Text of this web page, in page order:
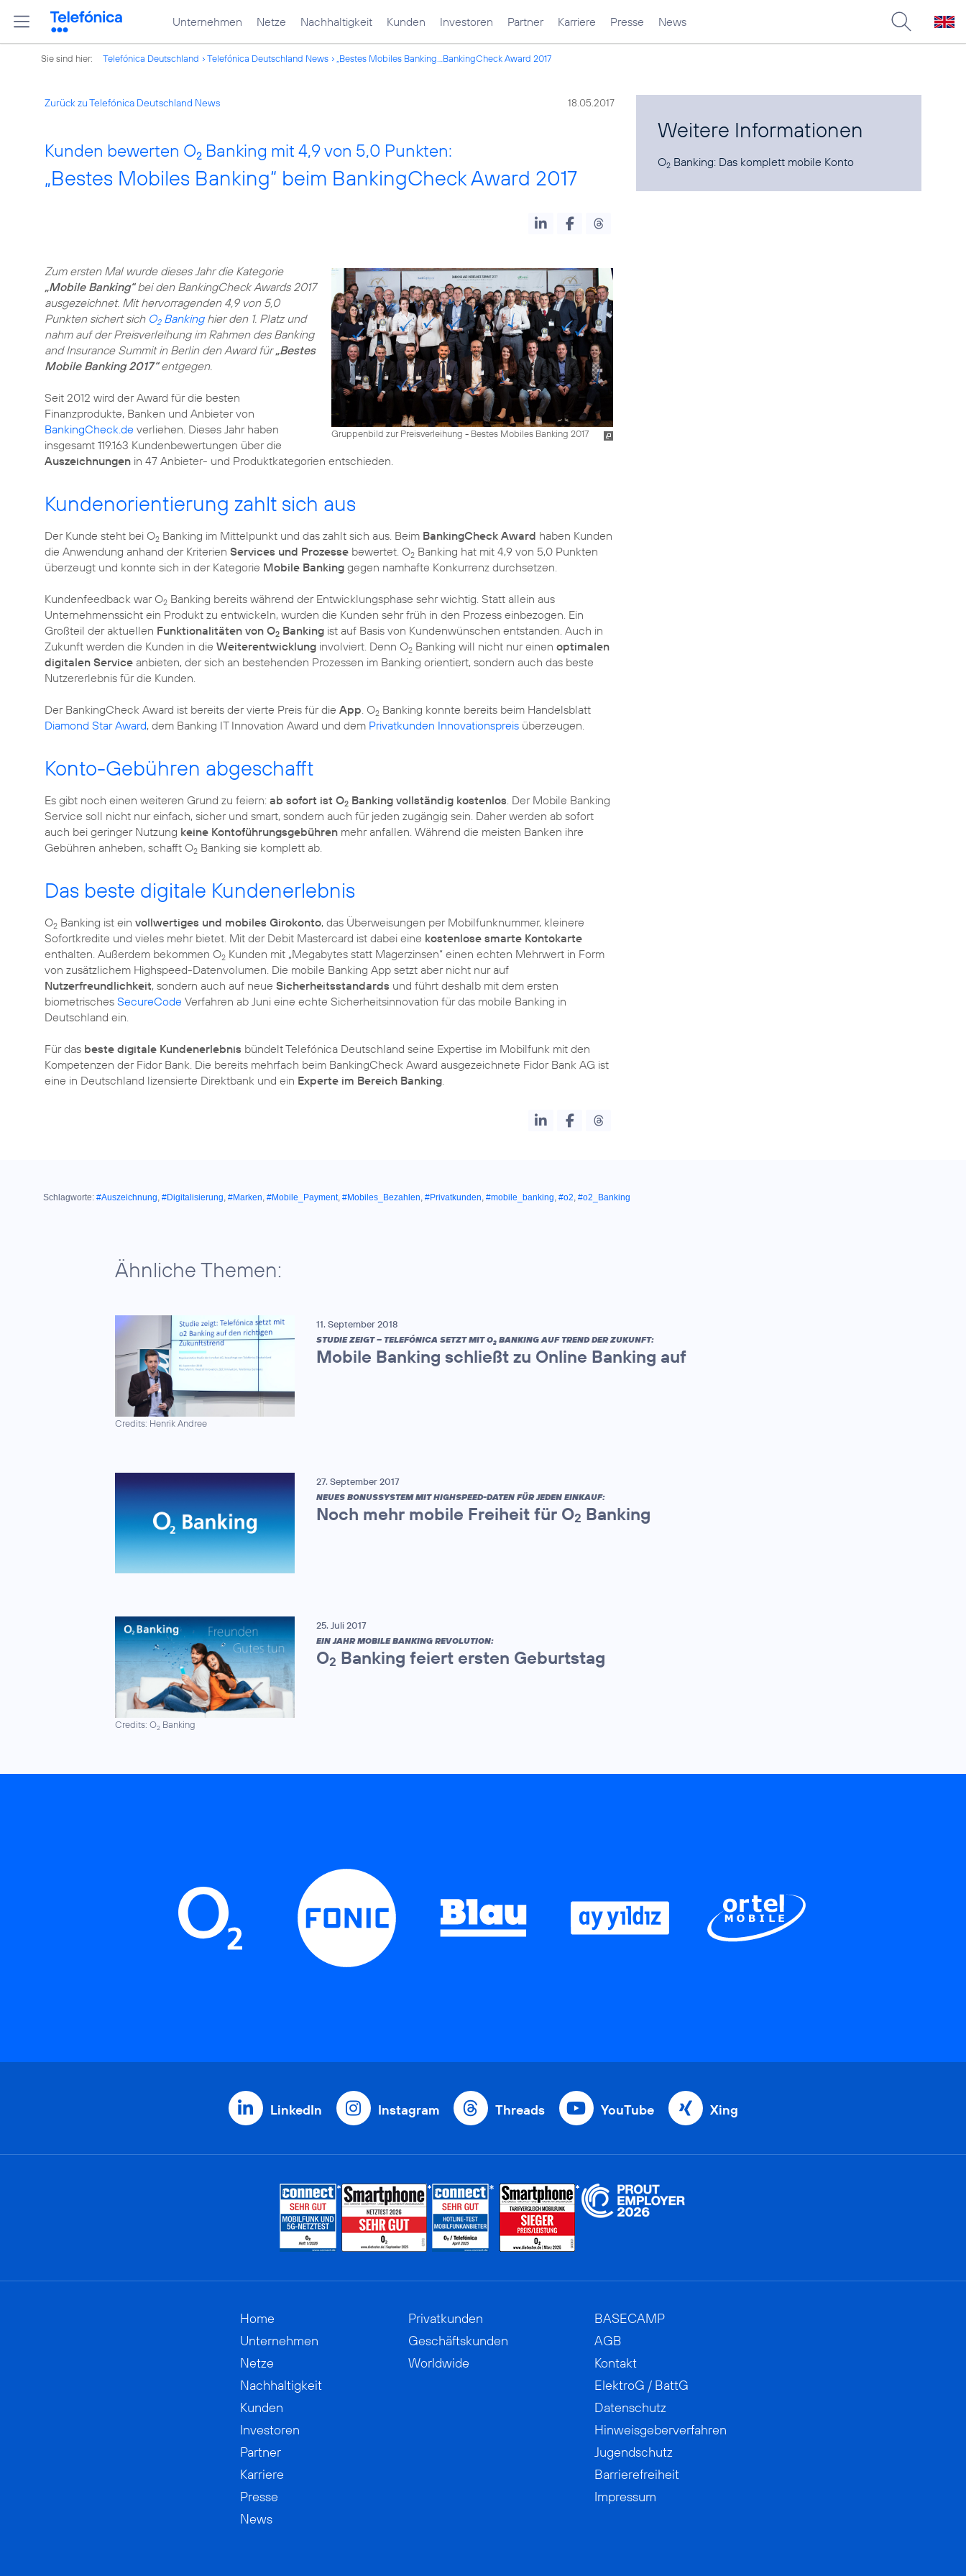
Unternehmen Netze Nachhaltigkeit Kunden Investoren Partner Karriere Presse News
Sie sind hier: Telefónica Deutschland Telefónica Deutschland News „Bestes Mobiles Banking...BankingCheck Award 2017
Zurück zu Telefónica Deutschland News 18.05.2017
Kunden bewerten O2 Banking mit 4,9 von 5,0 Punkten:
„Bestes Mobiles Banking“ beim BankingCheck Award 2017
Gruppenbild zur Preisverleihung - Bestes Mobiles Banking 2017
Zum ersten Mal wurde dieses Jahr die Kategorie
„Mobile Banking“bei den BankingCheck Awards 2017
ausgezeichnet. Mit hervorragenden 4,9 von 5,0
Punkten sichert sich O2Bankinghier den 1. Platz und
nahm auf der Preisverleihung im Rahmen des Banking
and Insurance Summit in Berlin den Award für„Bestes
Mobile Banking 2017“entgegen.
Seit 2012 wird der Award für die besten
Finanzprodukte, Banken und Anbieter von
BankingCheck.de verliehen. Dieses Jahr haben
insgesamt 119.163 Kundenbewertungen über die
Auszeichnungen in 47 Anbieter- und Produktkategorien entschieden.
Kundenorientierung zahlt sich aus
Der Kunde steht bei O2 Banking im Mittelpunkt und das zahlt sich aus. Beim BankingCheck Award haben Kunden
die Anwendung anhand der Kriterien Services und Prozesse bewertet. O2 Banking hat mit 4,9 von 5,0 Punkten
überzeugt und konnte sich in der Kategorie Mobile Banking gegen namhafte Konkurrenz durchsetzen.
Kundenfeedback war O2 Banking bereits während der Entwicklungsphase sehr wichtig. Statt allein aus
Unternehmenssicht ein Produkt zu entwickeln, wurden die Kunden sehr früh in den Prozess einbezogen. Ein
Großteil der aktuellen Funktionalitäten von O2 Banking ist auf Basis von Kundenwünschen entstanden. Auch in
Zukunft werden die Kunden in die Weiterentwicklung involviert. Denn O2 Banking will nicht nur einen optimalen
digitalen Service anbieten, der sich an bestehenden Prozessen im Banking orientiert, sondern auch das beste
Nutzererlebnis für die Kunden.
Der BankingCheck Award ist bereits der vierte Preis für die App. O2 Banking konnte bereits beim Handelsblatt
Diamond Star Award, dem Banking IT Innovation Award und dem Privatkunden Innovationspreis überzeugen.
Konto-Gebühren abgeschafft
Es gibt noch einen weiteren Grund zu feiern: ab sofort ist O2 Banking vollständig kostenlos. Der Mobile Banking
Service soll nicht nur einfach, sicher und smart, sondern auch für jeden zugängig sein. Daher werden ab sofort
auch bei geringer Nutzung keine Kontoführungsgebühren mehr anfallen. Während die meisten Banken ihre
Gebühren anheben, schafft O2 Banking sie komplett ab.
Das beste digitale Kundenerlebnis
O2 Banking ist ein vollwertiges und mobiles Girokonto, das Überweisungen per Mobilfunknummer, kleinere
Sofortkredite und vieles mehr bietet. Mit der Debit Mastercard ist dabei eine kostenlose smarte Kontokarte
enthalten. Außerdem bekommen O2 Kunden mit „Megabytes statt Magerzinsen“ einen echten Mehrwert in Form
von zusätzlichem Highspeed-Datenvolumen. Die mobile Banking App setzt aber nicht nur auf
Nutzerfreundlichkeit, sondern auch auf neue Sicherheitsstandards und führt deshalb mit dem ersten
biometrisches SecureCode Verfahren ab Juni eine echte Sicherheitsinnovation für das mobile Banking in
Deutschland ein.
Für das beste digitale Kundenerlebnis bündelt Telefónica Deutschland seine Expertise im Mobilfunk mit den
Kompetenzen der Fidor Bank. Die bereits mehrfach beim BankingCheck Award ausgezeichnete Fidor Bank AG ist
eine in Deutschland lizensierte Direktbank und ein Experte im Bereich Banking.
Weitere Informationen
O2 Banking: Das komplett mobile Konto
Schlagworte: #Auszeichnung, #Digitalisierung, #Marken, #Mobile_Payment, #Mobiles_Bezahlen, #Privatkunden, #mobile_banking, #o2, #o2_Banking
Ähnliche Themen:
Credits: Henrik Andree
11. September 2018
STUDIE ZEIGT – TELEFÓNICA SETZT MIT O2 BANKING AUF TREND DER ZUKUNFT:
Mobile Banking schließt zu Online Banking auf
27. September 2017
NEUES BONUSSYSTEM MIT HIGHSPEED-DATEN FÜR JEDEN EINKAUF:
Noch mehr mobile Freiheit für O2 Banking
Credits: O2 Banking
25. Juli 2017
EIN JAHR MOBILE BANKING REVOLUTION:
O2 Banking feiert ersten Geburtstag
LinkedIn Instagram Threads YouTube Xing
Home
Unternehmen
Netze
Nachhaltigkeit
Kunden
Investoren
Partner
Karriere
Presse
News
Privatkunden
Geschäftskunden
Worldwide
BASECAMP
AGB
Kontakt
ElektroG / BattG
Datenschutz
Hinweisgeberverfahren
Jugendschutz
Barrierefreiheit
Impressum